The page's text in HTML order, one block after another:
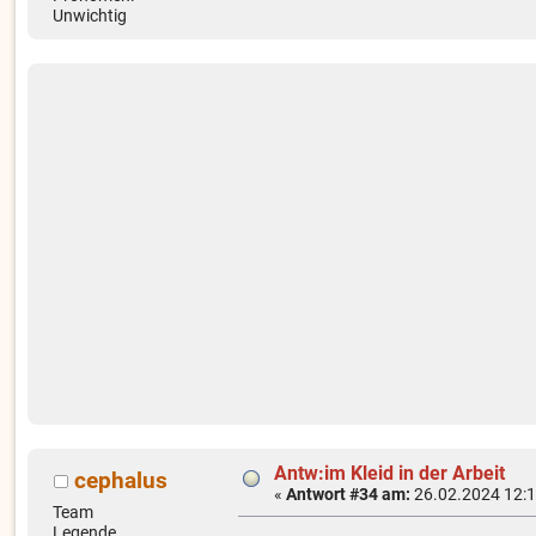
Unwichtig
cephalus
Team
Antw:im Kleid in der Arbeit
«Antwort #34 am: 26.02.2024